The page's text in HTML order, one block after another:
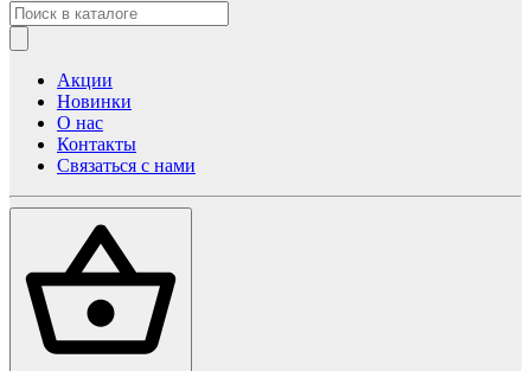
Акции
Новинки
О нас
Контакты
Связаться с нами